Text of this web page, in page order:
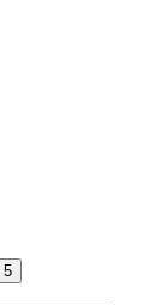
5